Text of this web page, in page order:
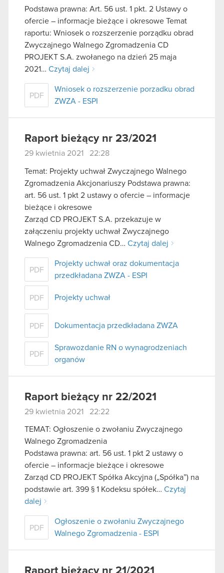
Podstawa prawna: Art. 56 ust. 1 pkt. 2 Ustawy o
ofercie – informacje bieżące i okresowe Temat
raportu: Wniosek o rozszerzenie porządku obrad
Zwyczajnego Walnego Zgromadzenia CD
PROJEKT S.A. zwołanego na dzień 25 maja
2021… Czytaj dalej
PDF
Wniosek o rozszerzenie porzadku obrad
ZWZA - ESPI
Raport bieżący nr 23/2021
29 kwietnia 2021 22:28
Temat: Projekty uchwał Zwyczajnego Walnego
Zgromadzenia Akcjonariuszy Podstawa prawna:
art. 56 ust. 1 pkt 2 ustawy o ofercie – informacje
bieżące i okresowe
Zarząd CD PROJEKT S.A. przekazuje w
załączeniu projekty uchwał Zwyczajnego
Walnego Zgromadzenia CD… Czytaj dalej
PDF
Projekty uchwał oraz dokumentacja
przedkładana ZWZA - ESPI
PDF Projekty uchwał
PDF Dokumentacja przedkładana ZWZA
PDF
Sprawozdanie RN o wynagrodzeniach
organów
Raport bieżący nr 22/2021
29 kwietnia 2021 22:22
TEMAT: Ogłoszenie o zwołaniu Zwyczajnego
Walnego Zgromadzenia
Podstawa prawna: art. 56 ust. 1 pkt 2 ustawy o
ofercie – informacje bieżące i okresowe
Zarząd CD PROJEKT Spółka Akcyjna („Spółka”) na
podstawie art. 399 § 1 Kodeksu spółek… Czytaj
dalej
PDF
Ogłoszenie o zwołaniu Zwyczajnego
Walnego Zgromadzenia - ESPI